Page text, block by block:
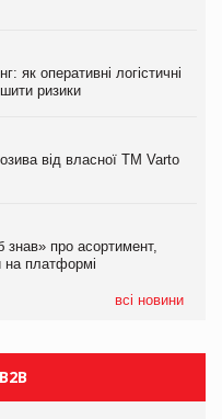
як оперативні логістичні
ризики
від власної ТМ Varto
про асортимент,
на платформі
всі новини
як оперативні логістичні
ризики
від власної ТМ Varto
про асортимент,
на платформі
півріччі